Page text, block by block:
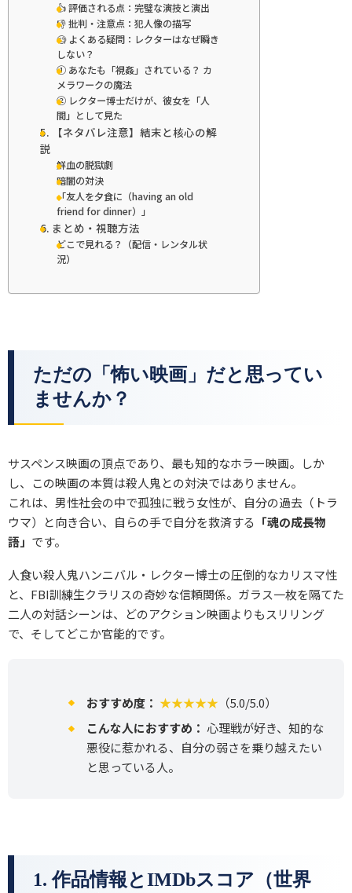
👍 評価される点：完璧な演技と演出
👎 批判・注意点：犯人像の描写
🧐 よくある疑問：レクターはなぜ瞬き
しない？
① あなたも「視姦」されている？ カ
メラワークの魔法
② レクター博士だけが、彼女を「人
間」として見た
5. 【ネタバレ注意】結末と核心の解
説
鮮血の脱獄劇
暗闇の対決
「友人を夕食に（having an old
friend for dinner）」
6. まとめ・視聴方法
どこで見れる？（配信・レンタル状
況）
ただの「怖い映画」だと思ってい
ませんか？
サスペンス映画の頂点であり、最も知的なホラー映画。しか
し、この映画の本質は殺人鬼との対決ではありません。
これは、男性社会の中で孤独に戦う女性が、自分の過去（トラ
ウマ）と向き合い、自らの手で自分を救済する 「魂の成長物
語」 です。
人食い殺人鬼ハンニバル・レクター博士の圧倒的なカリスマ性
と、FBI訓練生クラリスの奇妙な信頼関係。ガラス一枚を隔てた
二人の対話シーンは、どのアクション映画よりもスリリング
で、そしてどこか官能的です。
おすすめ度： ★★★★★ （5.0/5.0）
こんな人におすすめ： 心理戦が好き、知的な
悪役に惹かれる、自分の弱さを乗り越えたい
と思っている人。
1. 作品情報とIMDbスコア（世界